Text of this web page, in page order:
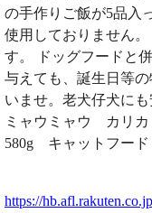
の手作りご飯が5品入
使用しておりません
す。 ドッグフードと
与えても、誕生日等
いませ。老犬仔犬に
ミャウミャウ カリ
580g キャットフー
https://